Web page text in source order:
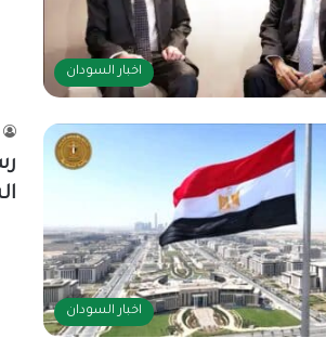
اخبار السودان
اخبار السودان